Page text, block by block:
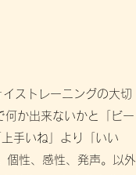
ストレーニングの大切
か出来ないかと「ビー
手いね」より「いい
個性、感性、発声。以外